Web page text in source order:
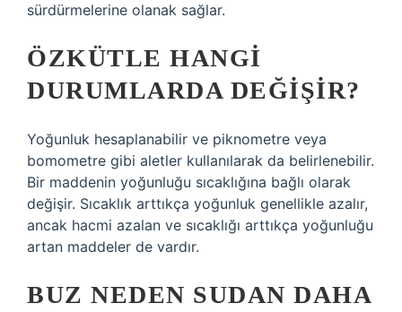
sürdürmelerine olanak sağlar.
ÖZKÜTLE HANGI
DURUMLARDA DEĞIŞIR?
Yoğunluk hesaplanabilir ve piknometre veya
bomometre gibi aletler kullanılarak da belirlenebilir.
Bir maddenin yoğunluğu sıcaklığına bağlı olarak
değişir. Sıcaklık arttıkça yoğunluk genellikle azalır,
ancak hacmi azalan ve sıcaklığı arttıkça yoğunluğu
artan maddeler de vardır.
BUZ NEDEN SUDAN DAHA